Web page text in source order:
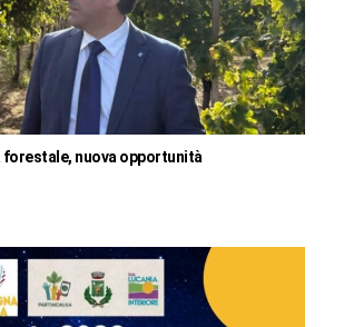
forestale, nuova opportunità